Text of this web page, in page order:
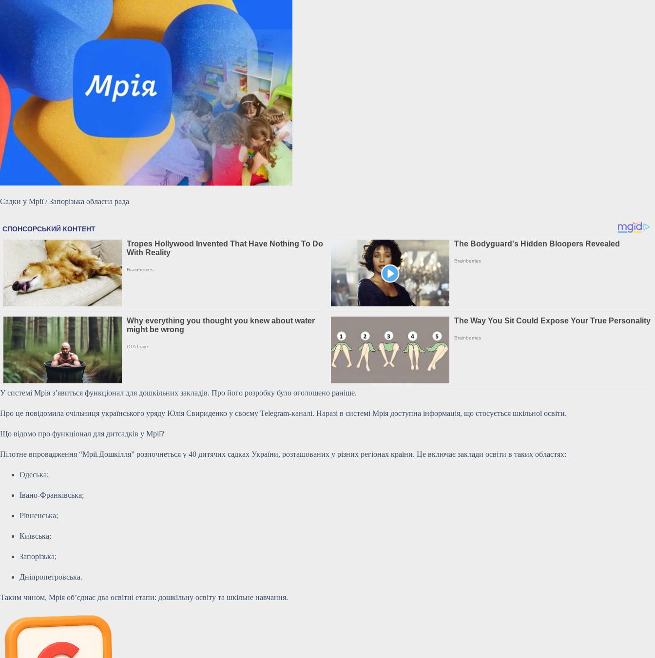
Садки у Мрії / Запорізька обласна рада
У системі Мрія з’явиться функціонал для дошкільних закладів. Про його розробку було оголошено раніше.
Про це повідомила очільниця українського уряду Юлія Свириденко у своєму Telegram-каналі. Наразі в системі Мрія доступна інформація, що стосується шкільної освіти.
Що відомо про функціонал для дитсадків у Мрії?
Пілотне впровадження “Мрії.Дошкілля” розпочнеться у 40 дитячих садках України, розташованих у різних регіонах країни. Це включає заклади освіти в таких областях:
Одеська;
Івано-Франківська;
Рівненська;
Київська;
Запорізька;
Дніпропетровська.
Таким чином, Мрія об’єднає два освітні етапи: дошкільну освіту та шкільне навчання.